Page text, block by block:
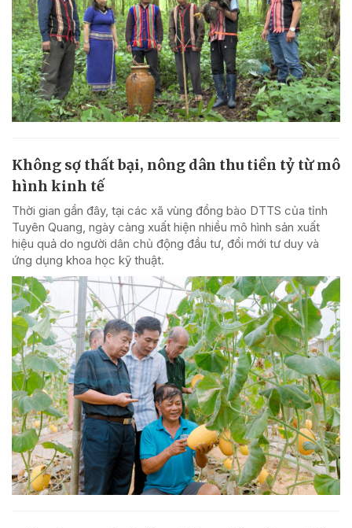
Không sợ thất bại, nông dân thu tiền tỷ từ mô
hình kinh tế
Thời gian gần đây, tại các xã vùng đồng bào DTTS của tỉnh
Tuyên Quang, ngày càng xuất hiện nhiều mô hình sản xuất
hiệu quả do người dân chủ động đầu tư, đổi mới tư duy và
ứng dụng khoa học kỹ thuật.